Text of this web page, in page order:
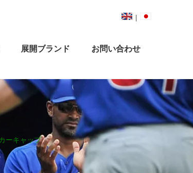
|
展開ブランド お問い合わせ
ーキャップ